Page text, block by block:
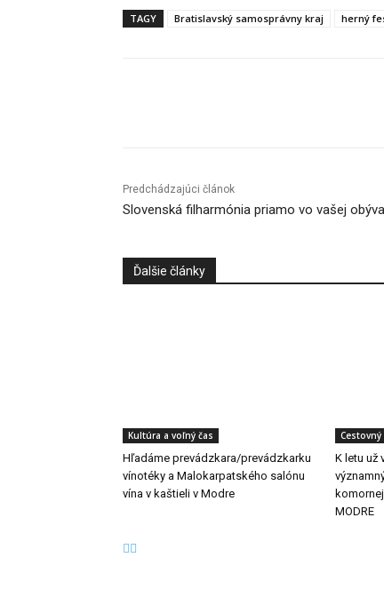
TAGY Bratislavský samosprávny kraj herný
Predchádzajúci článok
Slovenská filharmónia priamo vo vašej
Ďalšie články
Kultúra a voľný čas
Hľadáme prevádzkara/prevádzkarku
vínotéky a Malokarpatského salónu
vína v kaštieli v Modre
Cestovný
K letu už
MODRE